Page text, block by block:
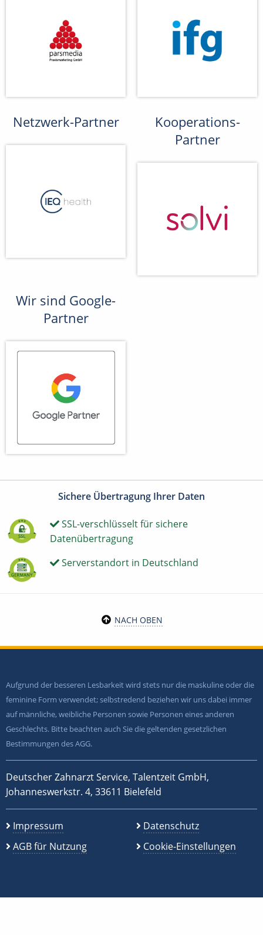
Netzwerk-Partner
Kooperations-
Partner
Wir sind Google-
Partner
Sichere Übertragung Ihrer Daten
SSL-verschlüsselt für sichere
Datenübertragung
Serverstandort in Deutschland
NACH OBEN
Aufgrund der besseren Lesbarkeit wird stets nur die maskuline oder die
feminine Form verwendet; selbstredend beziehen wir uns dabei immer
auf männliche, weibliche Personen sowie Personen eines anderen
Geschlechts. Bitte beachten auch Sie die geltenden gesetzlichen
Bestimmungen des AGG.
Deutscher Zahnarzt Service, Talentzeit GmbH,
Johanneswerkstr. 4, 33611 Bielefeld
Impressum
AGB für Nutzung
Datenschutz
Cookie-Einstellungen